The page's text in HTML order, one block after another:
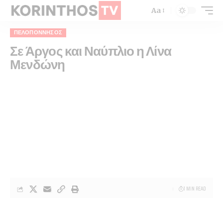
Aa
ΠΕΛΟΠΌΝΝΗΣΟΣ
Σε Άργος και Ναύπλιο η Λίνα
Μενδώνη
1 MIN READ